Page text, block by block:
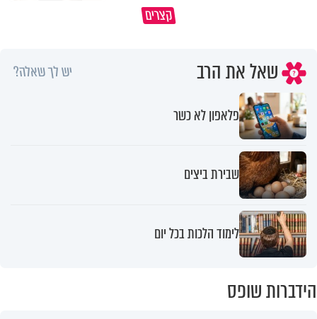
קצרים
שאל את הרב יש לך שאלה?
פלאפון לא כשר
שבירת ביצים
לימוד הלכות בכל יום
הידברות שופס